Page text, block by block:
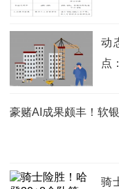
动
点
豪赌AI成果颇丰！软
骑